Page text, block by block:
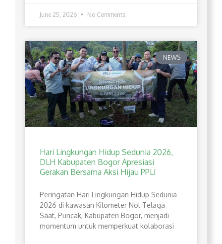
June 25, 2026 No Comments
NEWS
Hari Lingkungan Hidup Sedunia 2026,
DLH Kabupaten Bogor Apresiasi
Gerakan Bersama Aksi Hijau PPLI
Peringatan Hari Lingkungan Hidup Sedunia
2026 di kawasan Kilometer Nol Telaga
Saat, Puncak, Kabupaten Bogor, menjadi
momentum untuk memperkuat kolaborasi